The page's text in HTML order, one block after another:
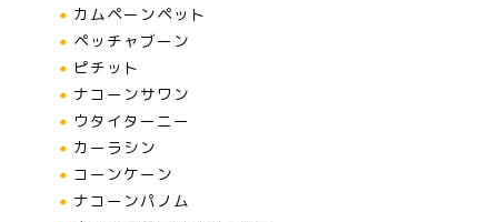
カムペーンペット
ペッチャブーン
ピチット
ナコーンサワン
ウタイターニー
カーラシン
コーンケーン
ナコーンパノム